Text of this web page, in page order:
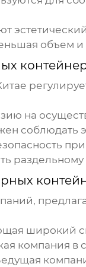
объем и
на
соблюдать
широкий
компания в